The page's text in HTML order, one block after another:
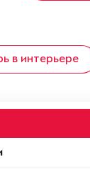
в интерьере